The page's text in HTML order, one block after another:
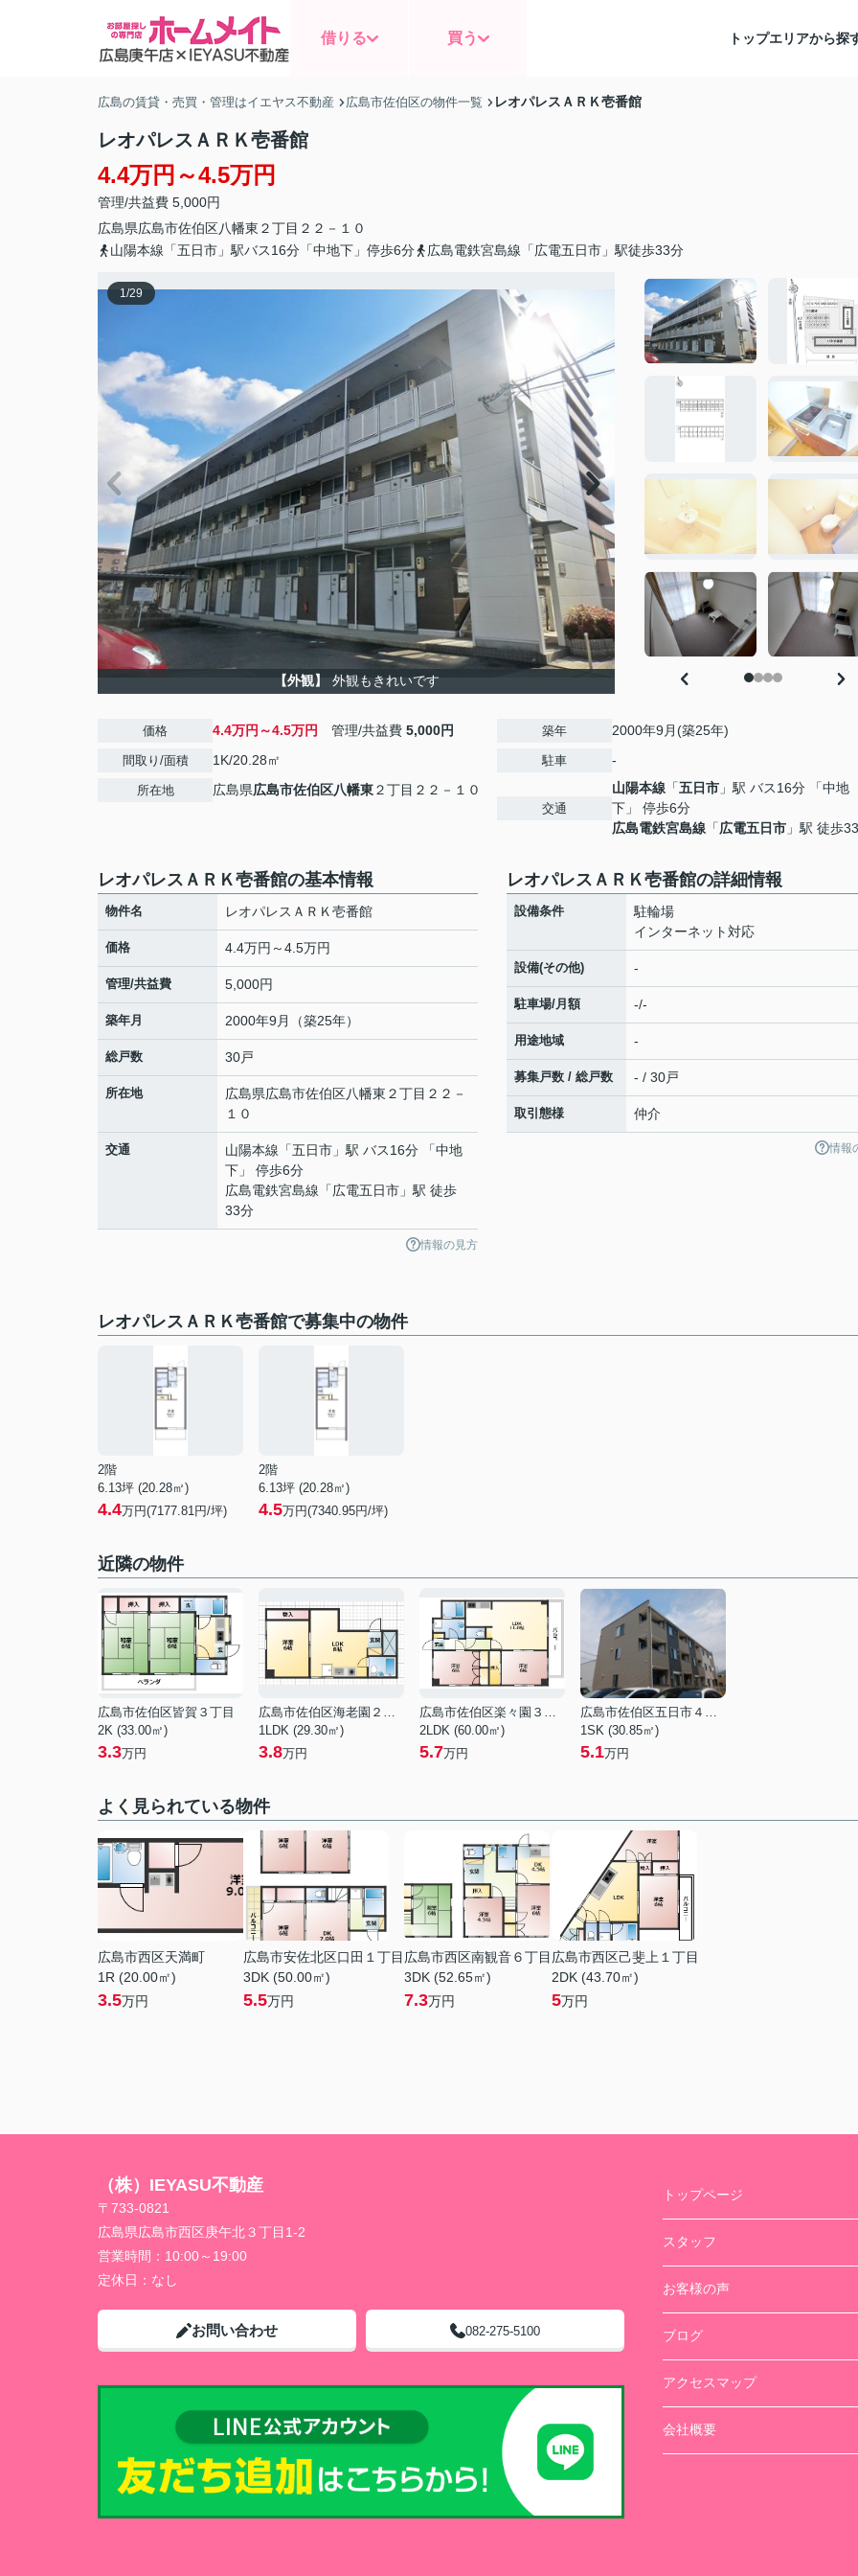
借りる 買う トップエリアから探
広島の賃貸・売買・管理はイエヤス不動産 広島市佐伯区の物件一覧 レオパレスＡＲＫ壱番館
レオパレスＡＲＫ壱番館
4.4万円～4.5万円
管理/共益費 5,000円
広島県広島市佐伯区八幡東 ２丁目２２－１０
山陽本線「五日市」駅バス16分「中地下」停歩6分
広島電鉄宮島線「広電五日市」駅徒歩33分
1/29
【外観】 外観もきれいです
価格 4.4万円～4.5万円 管理/共益費 5,000円
間取り/面積 1K/20.28㎡
所在地 広島県広島市佐伯区八幡東２丁目２２－１０
築年 2000年9月(築25年)
駐車 -
交通
山陽本線 「五日市 」駅 バス16分 「中地
下」 停歩6分
広島電鉄宮島線 「広電五日市 」駅 徒歩
レオパレスＡＲＫ壱番館の基本情報
物件名 レオパレスＡＲＫ壱番館
価格 4.4万円～4.5万円
管理/共益費 5,000円
築年月 2000年9月（築25年）
総戸数 30戸
所在地 広島県広島市佐伯区八幡東 ２丁目２２－
１０
交通 山陽本線 「五日市 」駅 バス16分 「中地
下」 停歩6分
広島電鉄宮島線 「広電五日市 」駅 徒歩
33分
情報の見方
レオパレスＡＲＫ壱番館の詳細情報
設備条件
駐輪場
インターネット対応
設備(その他) -
駐車場/月額 -/-
用途地域 -
募集戸数 / 総戸数 - / 30戸
取引態様 仲介
情報
レオパレスＡＲＫ壱番館で募集中の物件
2階
6.13坪 (20.28㎡)
4.4万円(7177.81円/坪)
2階
6.13坪 (20.28㎡)
4.5万円(7340.95円/坪)
近隣の物件
広島市佐伯区皆賀３丁目
2K (33.00㎡)
3.3万円
広島市佐伯区海老園２丁目
1LDK (29.30㎡)
3.8万円
広島市佐伯区楽々園３丁目
2LDK (60.00㎡)
5.7万円
広島市佐伯区五日市４丁目
1SK (30.85㎡)
5.1万円
よく見られている物件
広島市西区天満町
1R (20.00㎡)
3.5万円
広島市安佐北区口田１丁目
3DK (50.00㎡)
5.5万円
広島市西区南観音６丁目
3DK (52.65㎡)
7.3万円
広島市西区己斐上１丁目
2DK (43.70㎡)
5万円
（株）IEYASU不動産
〒733-0821
広島県広島市西区庚午北３丁目1-2
営業時間： 10:00～19:00
定休日： なし
お問い合わせ 082-275-5100
トップページ
スタッフ
お客様の声
ブログ
アクセスマップ
会社概要